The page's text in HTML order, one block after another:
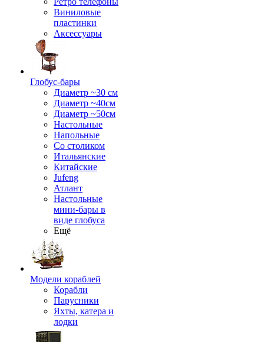
Виниловые
пластинки
Аксессуары
Глобус-бары
Диаметр ~30 см
Диаметр ~40см
Диаметр ~50см
Настольные
Напольные
Со столиком
Итальянские
Китайские
Jufeng
Атлант
Настольные
мини-бары в
виде глобуса
Ещё
Модели кораблей
Корабли
Парусники
Яхты, катера и
лодки